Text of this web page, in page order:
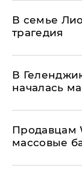
В семье
трагедия
В
началась
Продавцам
массовые